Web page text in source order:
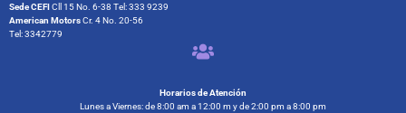
Sede CEFI Cll 15 No. 6-38 Tel: 333 9239
American MotorsCr. 4 No. 20-56
Tel: 3342779
Horarios de Atención
Lunes a Viernes: de 8:00 am a 12:00 m y de 2:00 pm a 8:00 pm